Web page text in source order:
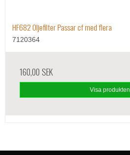
HF682 Oljefilter Passar cf med flera
7120364
160,00 SEK
Visa produkten